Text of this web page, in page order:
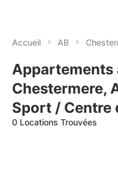
Accueil AB
Appartements
Chestermere,
Sport / Centre
0 Locations Trouvées